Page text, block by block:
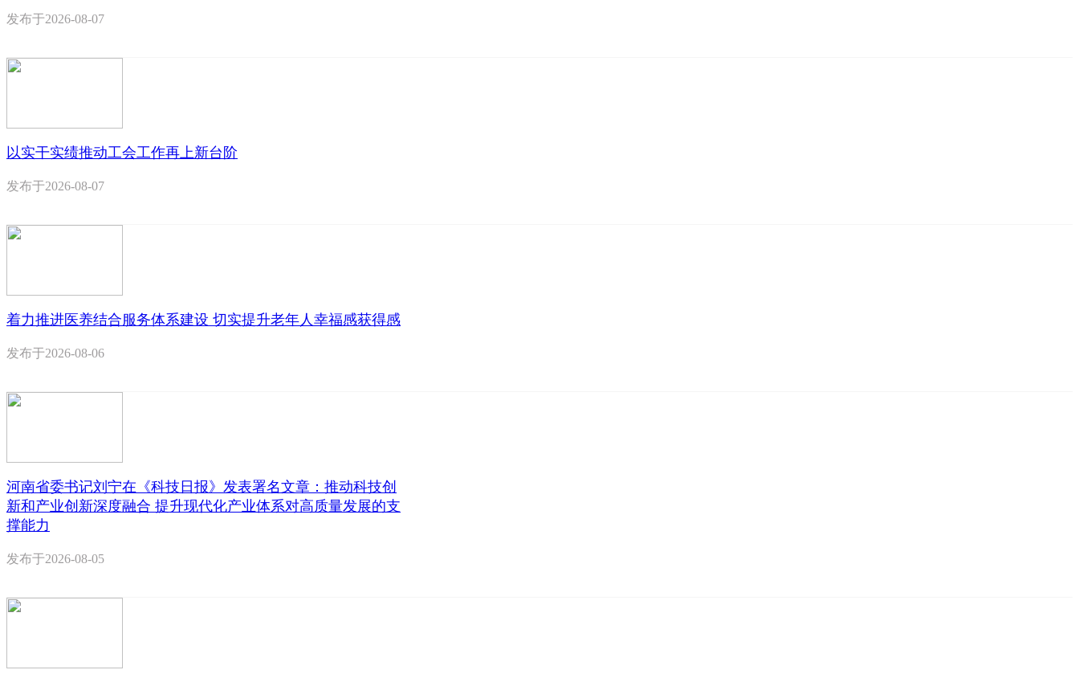
发布于2026-08-07
以实干实绩推动工会工作再上新台阶
发布于2026-08-07
着力推进医养结合服务体系建设 切实提升老年人幸福感获得感
发布于2026-08-06
河南省委书记刘宁在《科技日报》发表署名文章：推动科技创
新和产业创新深度融合 提升现代化产业体系对高质量发展的支
撑能力
发布于2026-08-05